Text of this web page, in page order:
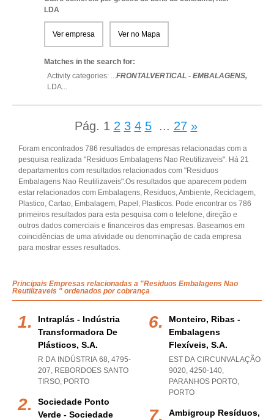
LDA
Ver empresa Ver no Mapa
Matches in the search for:
Activity categories: ...FRONTALVERTICAL - EMBALAGENS,
LDA...
Pág. 1 2 3 4 5 ... 27 »
Foram encontrados 786 resultados de empresas relacionadas com a
pesquisa realizada "Residuos Embalagens Nao Reutilizaveis". Há 21
departamentos com resultados relacionados com "Residuos
Embalagens Nao Reutilizaveis".Os resultados que aparecem podem
estar relacionados com Embalagens, Residuos, Ambiente, Reciclagem,
Plastico, Cartao, Embalagem, Papel, Plasticos. Pode encontrar os 786
primeiros resultados para esta pesquisa com o telefone, direção e
outros dados comerciais e financeiros das empresas. Baseamos em
coincidências de uma atividade ou denominação de cada empresa
para mostrar esses resultados.
Principais Empresas relacionadas a "Residuos Embalagens Nao
Reutilizaveis " ordenados por cobrança
Intraplás - Indústria
Transformadora De
Plásticos, S.a.
R DA INDÚSTRIA 68, 4795-
207, REBORDOES SANTO
TIRSO, PORTO
Sociedade Ponto
Verde - Sociedade
Monteiro, Ribas -
Embalagens
Flexíveis, S.a.
EST DA CIRCUNVALAÇÃO
9020, 4250-140,
PARANHOS PORTO,
PORTO
Ambigroup Resíduos,